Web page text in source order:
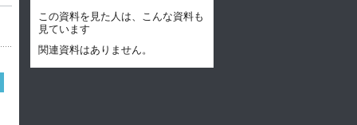
この資料を見た人は、こんな資料も
見ています
関連資料はありません。